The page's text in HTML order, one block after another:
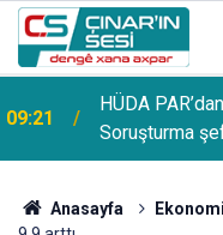
09:21
HÜDA
Soruşturma
Anasayfa Ekonomi